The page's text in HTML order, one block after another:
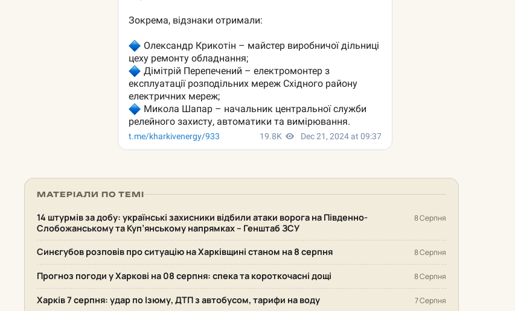
МАТЕРІАЛИ ПО ТЕМІ
14 штурмів за добу: українські захисники відбили атаки ворога на Південно-
Слобожанському та Куп’янському напрямках – Генштаб ЗСУ
8 Серпня
Синєгубов розповів про ситуацію на Харківщині станом на 8 серпня 8 Серпня
Прогноз погоди у Харкові на 08 серпня: спека та короткочасні дощі 8 Серпня
Харків 7 серпня: удар по Ізюму, ДТП з автобусом, тарифи на воду 7 Серпня